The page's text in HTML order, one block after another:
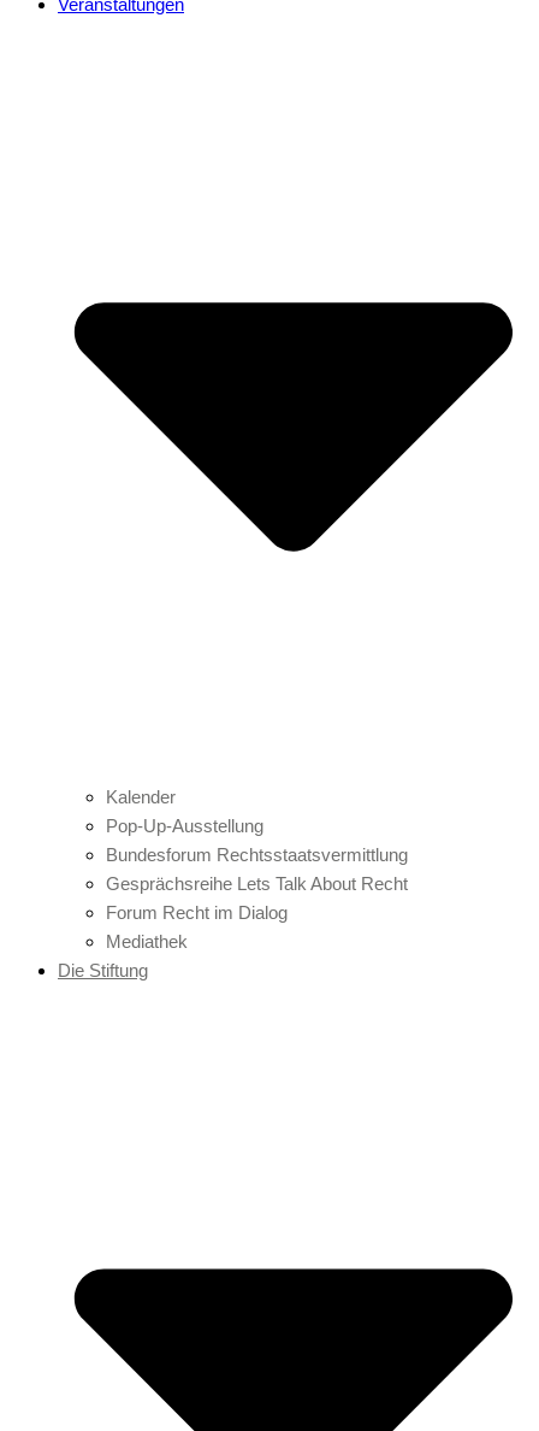
Veranstaltungen
Kalender
Pop-Up-Ausstellung
Bundesforum Rechtsstaatsvermittlung
Gesprächsreihe Lets Talk About Recht
Forum Recht im Dialog
Mediathek
Die Stiftung